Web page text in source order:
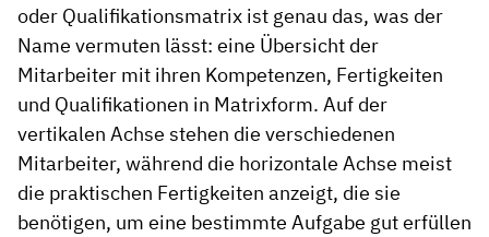
oder Qualifikationsmatrix ist genau das, was der
Name vermuten lässt: eine Übersicht der
Mitarbeiter mit ihren Kompetenzen, Fertigkeiten
und Qualifikationen in Matrixform. Auf der
vertikalen Achse stehen die verschiedenen
Mitarbeiter, während die horizontale Achse meist
die praktischen Fertigkeiten anzeigt, die sie
benötigen, um eine bestimmte Aufgabe gut erfüllen